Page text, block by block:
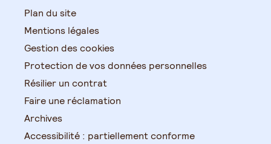
Plan du site
Mentions légales
Gestion des cookies
Protection de vos données personnelles
Résilier un contrat
Faire une réclamation
Archives
Accessibilité : partiellement conforme